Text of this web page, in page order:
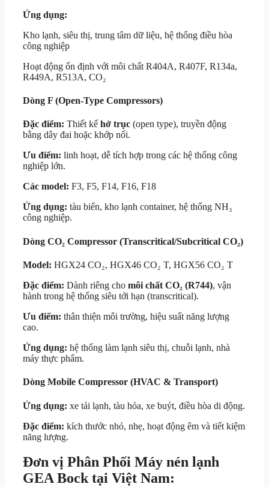
Ứng dụng:
Kho lạnh, siêu thị, trung tâm dữ liệu, hệ thống điều hòa
công nghiệp
Hoạt động ổn định với môi chất R404A, R407F, R134a,
R449A, R513A, CO₂
Dòng F (Open-Type Compressors)
Đặc điểm: Thiết kế hở trục (open type), truyền động
bằng dây đai hoặc khớp nối.
Ưu điểm: linh hoạt, dễ tích hợp trong các hệ thống công
nghiệp lớn.
Các model: F3, F5, F14, F16, F18
Ứng dụng: tàu biển, kho lạnh container, hệ thống NH₃
công nghiệp.
Dòng CO₂ Compressor (Transcritical/Subcritical CO₂)
Model: HGX24 CO₂, HGX46 CO₂ T, HGX56 CO₂ T
Đặc điểm: Dành riêng cho môi chất CO₂ (R744), vận
hành trong hệ thống siêu tới hạn (transcritical).
Ưu điểm: thân thiện môi trường, hiệu suất năng lượng
cao.
Ứng dụng: hệ thống làm lạnh siêu thị, chuỗi lạnh, nhà
máy thực phẩm.
Dòng Mobile Compressor (HVAC & Transport)
Ứng dụng: xe tải lạnh, tàu hỏa, xe buýt, điều hòa di động.
Đặc điểm: kích thước nhỏ, nhẹ, hoạt động êm và tiết kiệm
năng lượng.
Đơn vị Phân Phối Máy nén lạnh
GEA Bock tại Việt Nam: